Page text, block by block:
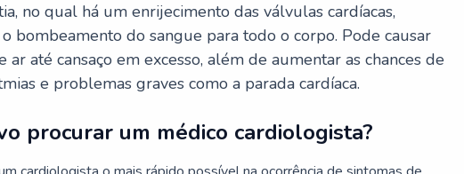
no qual há um enrijecimento das válvulas cardíacas,
bombeamento do sangue para todo o corpo. Pode causar
ar até cansaço em excesso, além de aumentar as chances de
e problemas graves como a parada cardíaca.
procurar um médico cardiologista?